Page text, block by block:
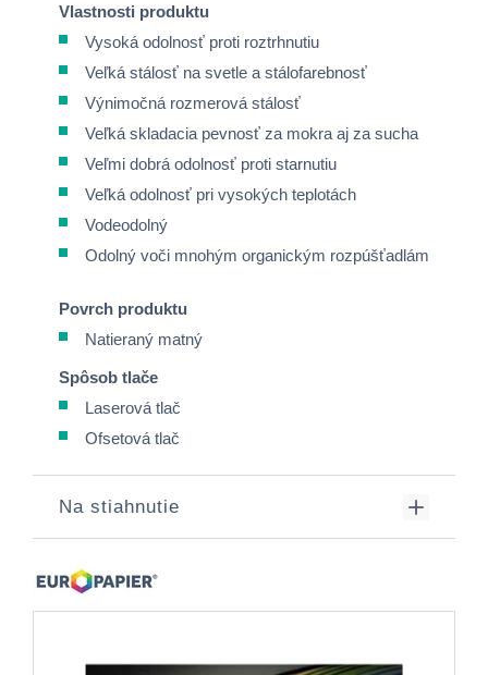
Vlastnosti produktu
Vysoká odolnosť proti roztrhnutiu
Veľká stálosť na svetle a stálofarebnosť
Výnimočná rozmerová stálosť
Veľká skladacia pevnosť za mokra aj za sucha
Veľmi dobrá odolnosť proti starnutiu
Veľká odolnosť pri vysokých teplotách
Vodeodolný
Odolný voči mnohým organickým rozpúšťadlám
Povrch produktu
Natieraný matný
Spôsob tlače
Laserová tlač
Ofsetová tlač
Na stiahnutie